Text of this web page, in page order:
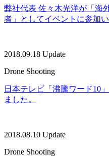
弊社代表 佐々木光洋が「海
者」としてイベントに参加い
2018.09.18 Update
Drone Shooting
日本テレビ「沸騰ワード10
ました。
2018.08.10 Update
Drone Shooting